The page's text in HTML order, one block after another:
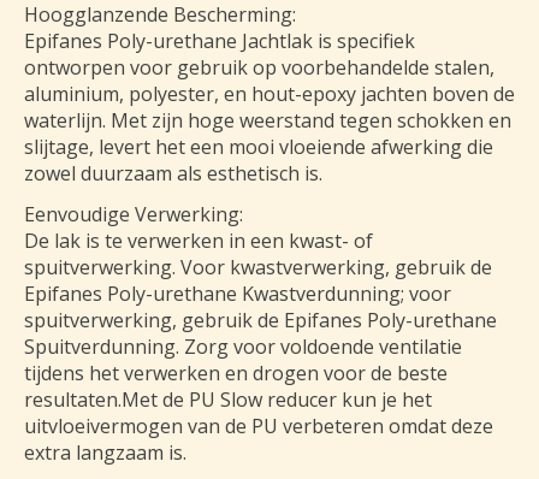
Hoogglanzende Bescherming:
Epifanes Poly-urethane Jachtlak is specifiek
ontworpen voor gebruik op voorbehandelde stalen,
aluminium, polyester, en hout-epoxy jachten boven de
waterlijn. Met zijn hoge weerstand tegen schokken en
slijtage, levert het een mooi vloeiende afwerking die
zowel duurzaam als esthetisch is.
Eenvoudige Verwerking:
De lak is te verwerken in een kwast- of
spuitverwerking. Voor kwastverwerking, gebruik de
Epifanes Poly-urethane Kwastverdunning; voor
spuitverwerking, gebruik de Epifanes Poly-urethane
Spuitverdunning. Zorg voor voldoende ventilatie
tijdens het verwerken en drogen voor de beste
resultaten.Met de PU Slow reducer kun je het
uitvloeivermogen van de PU verbeteren omdat deze
extra langzaam is.